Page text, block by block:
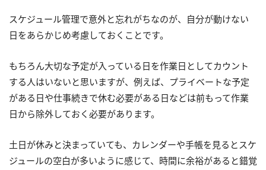
スケジュール管理で意外と忘れがちなのが、自分が動けない
日をあらかじめ考慮しておくことです。
もちろん大切な予定が入っている日を作業日としてカウント
する人はいないと思いますが、例えば、プライベートな予定
がある日や仕事続きで休む必要がある日などは前もって作業
日から除外しておく必要があります。
土日が休みと決まっていても、カレンダーや手帳を見るとスケ
ジュールの空白が多いように感じて、時間に余裕があると錯覚